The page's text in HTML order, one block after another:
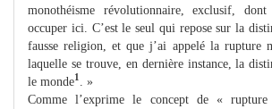
monothéisme révolutionnaire, exclusif,
occuper ici. C’est le seul qui repose sur la
fausse religion, et que j’ai appelé la rupture
laquelle se trouve, en dernière instance, la
le monde1
. »
Comme l’exprime le concept de «